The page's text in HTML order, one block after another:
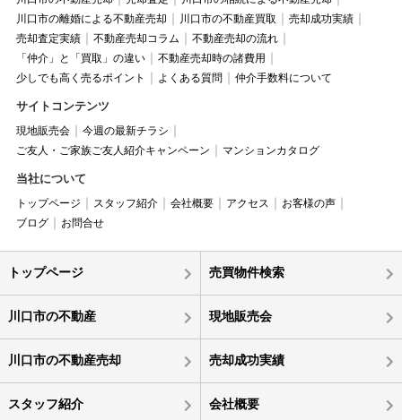
川口市の離婚による不動産売却
川口市の不動産買取
売却成功実績
売却査定実績
不動産売却コラム
不動産売却の流れ
「仲介」と「買取」の違い
不動産売却時の諸費用
少しでも高く売るポイント
よくある質問 仲介手数料について
サイトコンテンツ
現地販売会
今週の最新チラシ
ご友人・ご家族ご友人紹介キャンペーン
マンションカタログ
当社について
トップページ スタッフ紹介 会社概要 アクセス
お客様の声
ブログ
お問合せ
トップページ 売買物件検索
川口市の不動産 現地販売会
川口市の不動産売却 売却成功実績
スタッフ紹介 会社概要